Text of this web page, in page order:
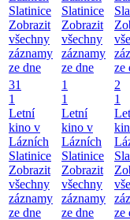
Slatinice
Zobrazit
všechny
záznamy
ze dne
Slatinice
Zobrazit
všechny
záznamy
ze dne
ze
31
1
Letní
kino v
Lázních
Slatinice
Zobrazit
všechny
záznamy
ze dne
1
1
Letní
kino v
Lázních
Slatinice
Zobrazit
všechny
záznamy
ze dne
2
1
ze